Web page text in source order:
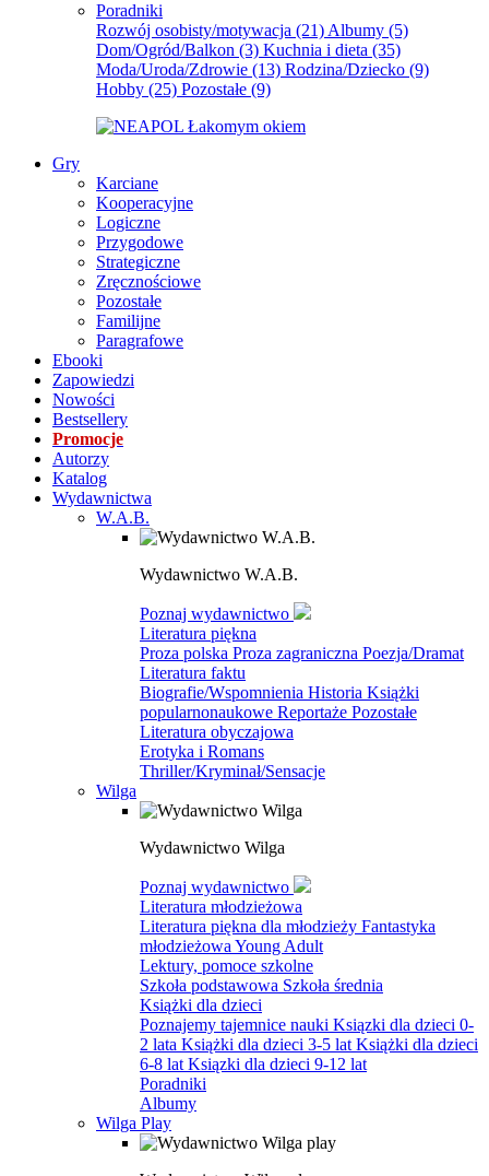
Poradniki
Rozwój osobisty/motywacja (21) Albumy (5)
Dom/Ogród/Balkon (3) Kuchnia i dieta (35)
Moda/Uroda/Zdrowie (13) Rodzina/Dziecko (9)
Hobby (25) Pozostałe (9)
Gry
Karciane
Kooperacyjne
Logiczne
Przygodowe
Strategiczne
Zręcznościowe
Pozostałe
Familijne
Paragrafowe
Ebooki
Zapowiedzi
Nowości
Bestsellery
Promocje
Autorzy
Katalog
Wydawnictwa
W.A.B.
Wydawnictwo W.A.B.
Poznaj wydawnictwo
Literatura piękna
Proza polska Proza zagraniczna Poezja/Dramat
Literatura faktu
Biografie/Wspomnienia Historia Książki
popularnonaukowe Reportaże Pozostałe
Literatura obyczajowa
Erotyka i Romans
Thriller/Kryminał/Sensacje
Wilga
Wydawnictwo Wilga
Poznaj wydawnictwo
Literatura młodzieżowa
Literatura piękna dla młodzieży Fantastyka
młodzieżowa Young Adult
Lektury, pomoce szkolne
Szkoła podstawowa Szkoła średnia
Książki dla dzieci
Poznajemy tajemnice nauki Ksiązki dla dzieci 0-
2 lata Książki dla dzieci 3-5 lat Książki dla dzieci
6-8 lat Ksiązki dla dzieci 9-12 lat
Poradniki
Albumy
Wilga Play